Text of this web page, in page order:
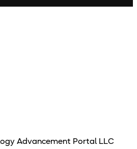
Advancement Portal LLC